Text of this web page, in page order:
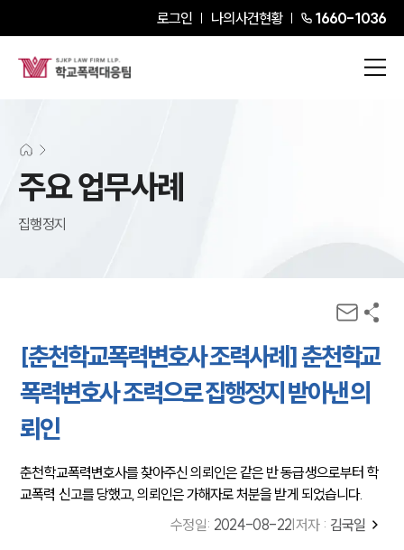
로그인 나의사건현황 1660-1036
주요 업무사례
집행정지
[춘천학교폭력변호사 조력사례] 춘천학교
폭력변호사 조력으로 집행정지 받아낸 의
뢰인
춘천학교폭력변호사를 찾아주신 의뢰인은 같은 반 동급생으로부터 학
교폭력 신고를 당했고, 의뢰인은 가해자로 처분을 받게 되었습니다.
수정일: 2024-08-22 저자 : 김국일